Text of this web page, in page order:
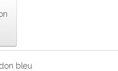
bleu